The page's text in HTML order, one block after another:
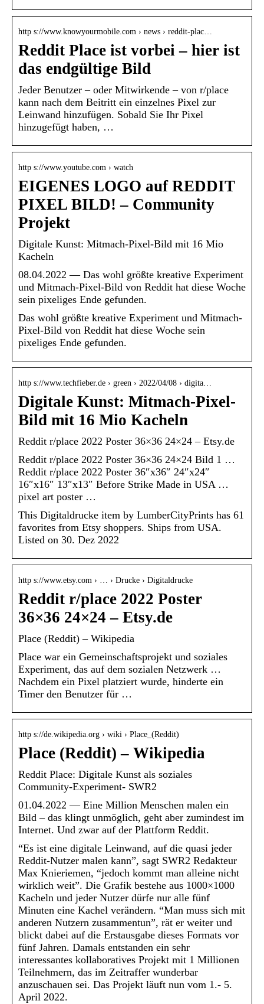
http s://www.knowyourmobile.com › news › reddit-plac…
Reddit Place ist vorbei – hier ist
das endgültige Bild
Jeder Benutzer – oder Mitwirkende – von r/place
kann nach dem Beitritt ein einzelnes Pixel zur
Leinwand hinzufügen. Sobald Sie Ihr Pixel
hinzugefügt haben, …
http s://www.youtube.com › watch
EIGENES LOGO auf REDDIT
PIXEL BILD! – Community
Projekt
Digitale Kunst: Mitmach-Pixel-Bild mit 16 Mio
Kacheln
08.04.2022 — Das wohl größte kreative Experiment
und Mitmach-Pixel-Bild von Reddit hat diese Woche
sein pixeliges Ende gefunden.
Das wohl größte kreative Experiment und Mitmach-
Pixel-Bild von Reddit hat diese Woche sein
pixeliges Ende gefunden.
http s://www.techfieber.de › green › 2022/04/08 › digita…
Digitale Kunst: Mitmach-Pixel-
Bild mit 16 Mio Kacheln
Reddit r/place 2022 Poster 36×36 24×24 – Etsy.de
Reddit r/place 2022 Poster 36×36 24×24 Bild 1 …
Reddit r/place 2022 Poster 36″x36″ 24″x24″
16″x16″ 13″x13″ Before Strike Made in USA …
pixel art poster …
This Digitaldrucke item by LumberCityPrints has 61
favorites from Etsy shoppers. Ships from USA.
Listed on 30. Dez 2022
http s://www.etsy.com › … › Drucke › Digitaldrucke
Reddit r/place 2022 Poster
36×36 24×24 – Etsy.de
Place (Reddit) – Wikipedia
Place war ein Gemeinschaftsprojekt und soziales
Experiment, das auf dem sozialen Netzwerk …
Nachdem ein Pixel platziert wurde, hinderte ein
Timer den Benutzer für …
http s://de.wikipedia.org › wiki › Place_(Reddit)
Place (Reddit) – Wikipedia
Reddit Place: Digitale Kunst als soziales
Community-Experiment- SWR2
01.04.2022 — Eine Million Menschen malen ein
Bild – das klingt unmöglich, geht aber zumindest im
Internet. Und zwar auf der Plattform Reddit.
“Es ist eine digitale Leinwand, auf die quasi jeder
Reddit-Nutzer malen kann”, sagt SWR2 Redakteur
Max Knieriemen, “jedoch kommt man alleine nicht
wirklich weit”. Die Grafik bestehe aus 1000×1000
Kacheln und jeder Nutzer dürfe nur alle fünf
Minuten eine Kachel verändern. “Man muss sich mit
anderen Nutzern zusammentun”, rät er weiter und
blickt dabei auf die Erstausgabe dieses Formats vor
fünf Jahren. Damals entstanden ein sehr
interessantes kollaboratives Projekt mit 1 Millionen
Teilnehmern, das im Zeitraffer wunderbar
anzuschauen sei. Das Projekt läuft nun vom 1.- 5.
April 2022.